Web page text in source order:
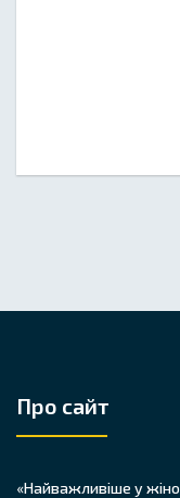
Про сайт
«Найважливіше у